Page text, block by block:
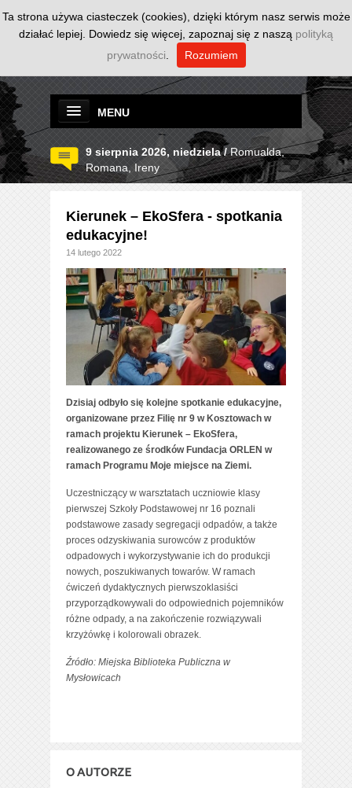
MENU
9 sierpnia 2026, niedziela /Romualda,
Romana, Ireny
Kierunek – EkoSfera - spotkania
edukacyjne!
14 lutego 2022
Dzisiaj odbyło się kolejne spotkanie edukacyjne,
organizowane przez Filię nr 9 w Kosztowach w
ramach projektu Kierunek – EkoSfera,
realizowanego ze środków Fundacja ORLEN w
ramach Programu Moje miejsce na Ziemi.
Uczestniczący w warsztatach uczniowie klasy
pierwszej Szkoły Podstawowej nr 16 poznali
podstawowe zasady segregacji odpadów, a także
proces odzyskiwania surowców z produktów
odpadowych i wykorzystywanie ich do produkcji
nowych, poszukiwanych towarów. W ramach
ćwiczeń dydaktycznych pierwszoklasiści
przyporządkowywali do odpowiednich pojemników
różne odpady, a na zakończenie rozwiązywali
krzyżówkę i kolorowali obrazek.
Źródło: Miejska Biblioteka Publiczna w
Mysłowicach
O AUTORZE
Ta strona używa ciasteczek (cookies), dzięki którym nasz serwis może
działać lepiej. Dowiedz się więcej, zapoznaj się z naszą polityką
prywatności
Rozumiem